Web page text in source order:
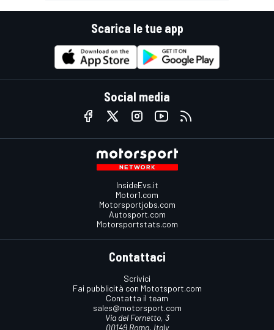
Scarica le tue app
Social media
InsideEvs.it
Motor1.com
Motorsportjobs.com
Autosport.com
Motorsportstats.com
Contattaci
Scrivici
Fai pubblicità con Mototsport.com
Contatta il team
sales@motorsport.com
Via del Fornetto, 3
00149 Roma, Italy